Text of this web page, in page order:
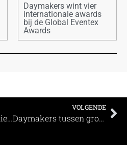
Daymakers wint vier
internationale awards
bij de Global Eventex
Awards
Straatsburg wint opnieuw World Mice Award
VOLGENDE
Daymakers tussen grootheden als de Olympische Spelen en Notre-Dame bij de Heavent Awards